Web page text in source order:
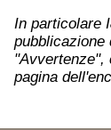
In particolare
pubblicazione
"Avvertenze",
pagina